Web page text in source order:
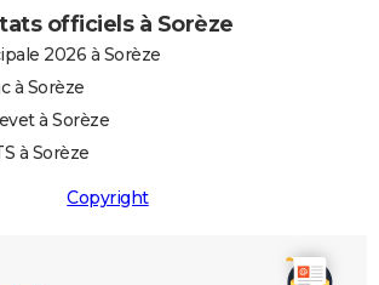
officiels à Sorèze
2026 à Sorèze
à Sorèze
à Sorèze
à Sorèze
Copyright